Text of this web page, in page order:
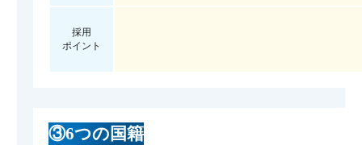
採用
ポイント
③6つの国籍